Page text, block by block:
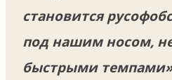
становится
под нашим носом,
быстрыми